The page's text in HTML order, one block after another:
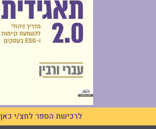
לרכישת הספר לחצ/י כאן